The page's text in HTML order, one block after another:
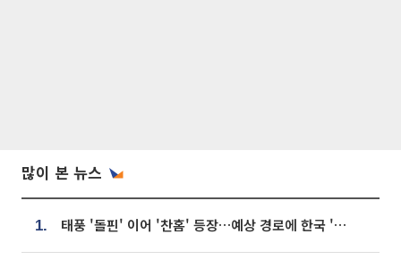
많이 본 뉴스
1. 태풍 '돌핀' 이어 '찬홈' 등장…예상 경로에 한국 '한숨'